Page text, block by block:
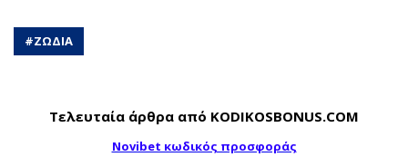
#ΖΩΔΙΑ
Τελευταία άρθρα από KODIKOSBONUS.COM
Novibet κωδικός προσφοράς